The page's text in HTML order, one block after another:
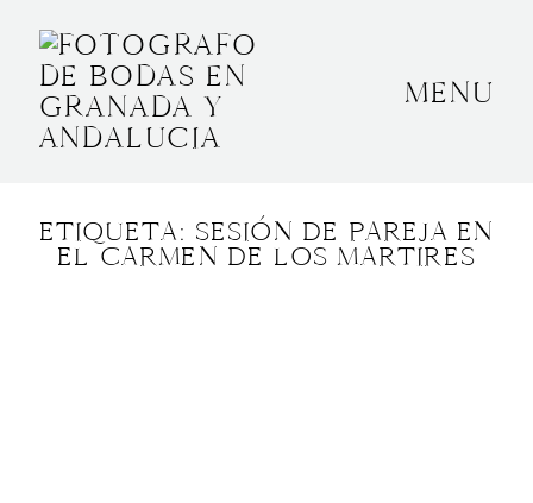
MENU
ETIQUETA: SESIÓN DE PAREJA EN
EL CARMEN DE LOS MARTIRES
BODAS